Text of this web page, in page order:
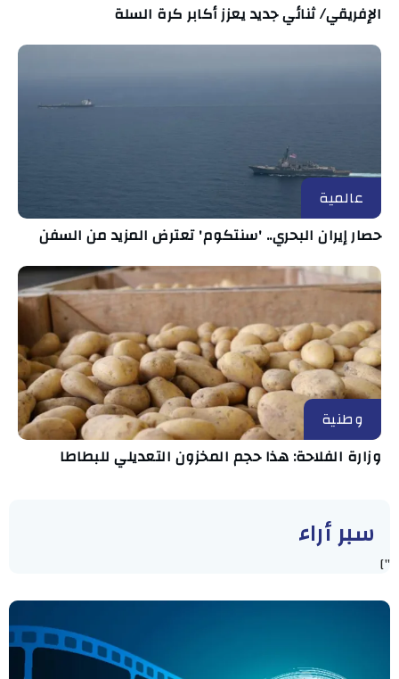
الإفريقي/ ثنائي جديد يعزز أكابر كرة السلة
عالمية
حصار إيران البحري.. 'سنتكوم' تعترض المزيد من السفن
وطنية
وزارة الفلاحة: هذا حجم المخزون التعديلي للبطاطا
سبر أراء
"]